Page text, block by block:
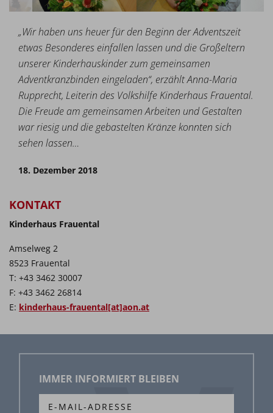
„Wir haben uns heuer für den Beginn der Adventszeit
etwas Besonderes einfallen lassen und die Großeltern
unserer Kinderhauskinder zum gemeinsamen
Adventkranzbinden eingeladen“, erzählt Anna-Maria
Rupprecht, Leiterin des Volkshilfe Kinderhaus Frauental.
Die Freude am gemeinsamen Arbeiten und Gestalten
war riesig und die gebastelten Kränze konnten sich
sehen lassen…
18. Dezember 2018
KONTAKT
Kinderhaus Frauental
Amselweg 2
8523 Frauental
T: +43 3462 30007
F: +43 3462 26814
E: kinderhaus-frauental[at]aon.at
IMMER INFORMIERT BLEIBEN